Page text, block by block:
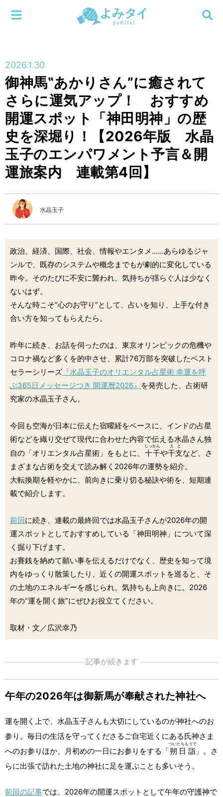
連載
新刊
特集
検索する
メニューを閉じる
2026.1.30
御神馬‟あかりさん”に癒されて
さらに運気アップ！ おすすめ
開運スポット「神田明神」の歴
史を深堀り！【2026年版 水晶
玉子のエンパワメント予言＆開
運旅案内 連載第4回】
水晶玉子
政治、経済、国際、社会、情報やエンタメ……あらゆるジャ
ンルで、既存のシステムや概念までもが劇的に変化している
昨今。そのたびに不安に襲われ、気持ちが揺らぐ人は少なく
ないはず。
そんな時こそ“心のお守り”として、占いを知り、上手な付き
合い方を知ってもらえたら。
昨年に続き、お話を伺ったのは、東京オリンピックの危機や
コロナ禍など多くを的中させ、累計76万部を突破したベスト
セラーシリーズ 『水晶玉子のオリエンタル占星術 幸運を呼
ぶ365日メッセージつき 開運暦2026』 を発売した、占術研
究家の水晶玉子さん。
今回も空海が日本に伝えた宿曜経をベースに、インドの占星
術などを織り交ぜて現代に合わせた内容で伝える水晶さん独
自の「オリエンタル占星術」をもとに、 十干
じっかん
や干支
えと
など、さ
まざまな占術を交えて読み解く2026年の運勢を紹介。
大転換期を軽やかに、前向きに乗り切る秘訣や術を、短期連
載で紹介します。
前回に続き、連載の最終回では水晶玉子さんが2026年の開
運スポットとしておすすめしている「神田明神」について深
く掘り下げます。
お賽銭を納めて願い事を伝えるだけでなく、歴史を知って境
内をゆっくり散策したり、近くの開運スポットを巡ると、そ
の土地のエネルギーを感じられ、気持ちも上向きに。2026
年の“運を開く旅”にぜひお役立てください。
取材・文／広沢幸乃
記事が続きます
午年の2026年は御新馬が奉献された神社へ
運を開く上で、水晶玉子さんも大切にしているのが神社へのお
参り。毎日の生活を守ってくださるご自宅近くにある氏神さま
へのお参りほか、月初めの一日にお参りをする「朔日詣
ついたちもうで
」。さ
らに出張で訪れた土地の神社に足を運ぶことも多いそう。
前回の記事では、2026年の開運スポットとして午年の守護神で